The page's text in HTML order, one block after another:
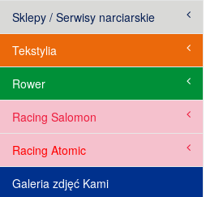
Sklepy / Serwisy narciarskie
Tekstylia
Rower
Racing Salomon
Racing Atomic
Galeria zdjęć Kami